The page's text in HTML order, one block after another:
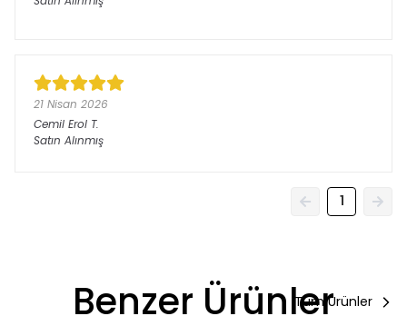
21 Nisan 2026
Cemil Erol T.
Satın Alınmış
1
Benzer ÜrünlerTüm Ürünler